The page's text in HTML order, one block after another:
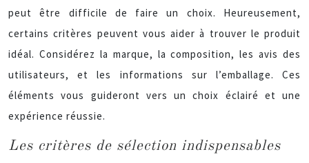
peut être difficile de faire un choix. Heureusement,
certains critères peuvent vous aider à trouver le produit
idéal. Considérez la marque, la composition, les avis des
utilisateurs, et les informations sur l’emballage. Ces
éléments vous guideront vers un choix éclairé et une
expérience réussie.
Les critères de sélection indispensables